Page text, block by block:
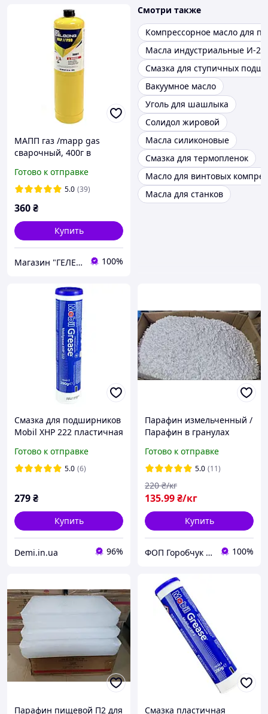
МАПП газ /mapp gas
сварочный, 400г в
Готово к отправке
5.0 (39)
360₴
Купить
Магазин "ГЕЛЕОС ПЛЮС" 100%
Смотри также
Компрессорное масло для
Масла индустриальные И-20
Смазка для ступичных
Вакуумное масло
Уголь для шашлыка
Солидол жировой
Масла силиконовые
Смазка для термопленок
Масло для винтовых
Масла для станков
Смазка для подширников
Mobil XHP 222 пластичная
(153553)
Готово к отправке
5.0 (6)
279₴
Купить
Demi.in.ua 96%
Парафин измельченный /
Парафин в гранулах
Готово к отправке
5.0 (11)
135.99₴/кг
220 ₴/кг
Купить
ФОП Горобчук Владислав Петрович 100%
Парафин пищевой П2 для Смазка пластичная